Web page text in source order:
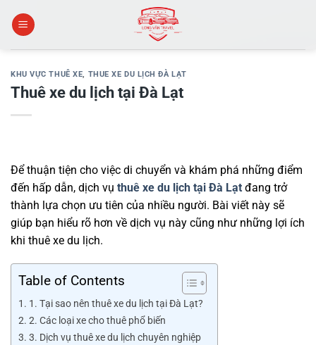
KHU VỰC THUÊ XE, THUE XE DU LỊCH ĐÀ LẠT
Thuê xe du lịch tại Đà Lạt
Để thuận tiện cho việc di chuyển và khám phá những điểm
đến hấp dẫn, dịch vụ thuê xe du lịch tại Đà Lạt đang trở
thành lựa chọn ưu tiên của nhiều người. Bài viết này sẽ
giúp bạn hiểu rõ hơn về dịch vụ này cũng như những lợi ích
khi thuê xe du lịch.
Table of Contents
1. Tại sao nên thuê xe du lịch tại Đà Lạt?
2. Các loại xe cho thuê phổ biến
3. Dịch vụ thuê xe du lịch chuyên nghiệp